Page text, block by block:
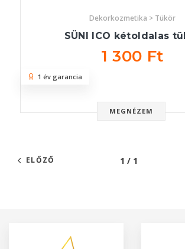
Dekorkozmetika > Tükör
SÜNI ICO kétoldalas
1 300 Ft
MEGNÉZEM
1 év garancia
ELŐZŐ 1 / 1